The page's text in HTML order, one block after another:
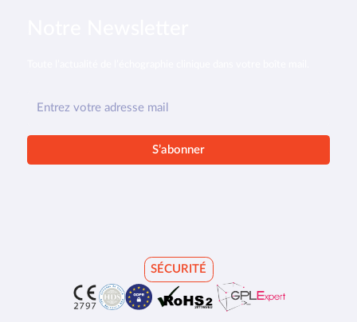
SÉCURITÉ